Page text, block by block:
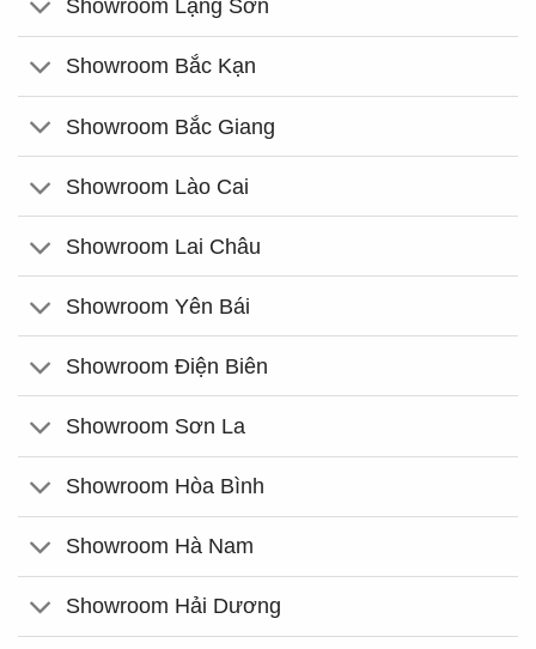
Showroom Lạng Sơn
Showroom Bắc Kạn
Showroom Bắc Giang
Showroom Lào Cai
Showroom Lai Châu
Showroom Yên Bái
Showroom Điện Biên
Showroom Sơn La
Showroom Hòa Bình
Showroom Hà Nam
Showroom Hải Dương